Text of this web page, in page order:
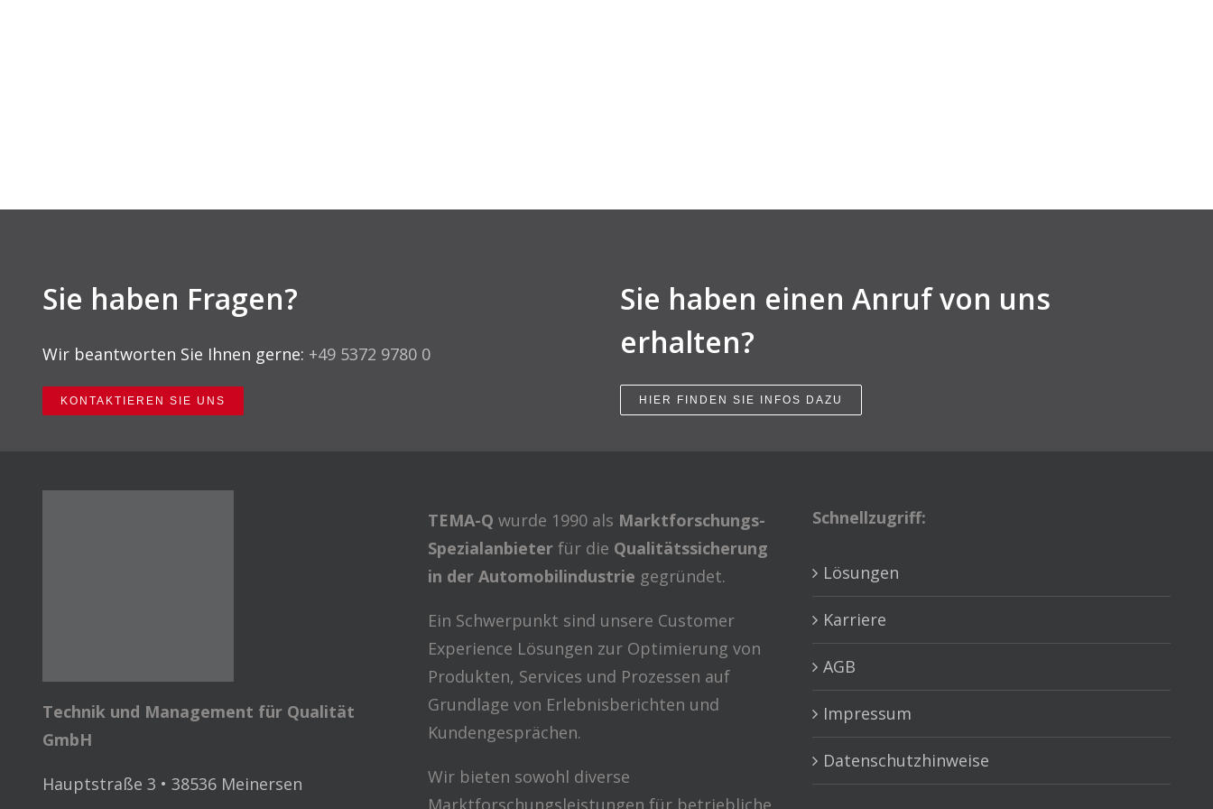
Sie haben Fragen?
Wir beantworten Sie Ihnen gerne: +49 5372 9780 0
KONTAKTIEREN SIE UNS
Sie haben einen Anruf von uns
erhalten?
HIER FINDEN SIE INFOS DAZU
Technik und Management für Qualität
GmbH
Hauptstraße 3 • 38536 Meinersen
TEMA-Q wurde 1990 als Marktforschungs-
Spezialanbieterfür die Qualitätssicherung
in der Automobilindustrie gegründet.
Ein Schwerpunkt sind unsere Customer
Experience Lösungen zur Optimierung von
Produkten, Services und Prozessen auf
Grundlage von Erlebnisberichten und
Kundengesprächen.
Wir bieten sowohl diverse
Schnellzugriff:
Lösungen
Karriere
AGB
Impressum
Datenschutzhinweise